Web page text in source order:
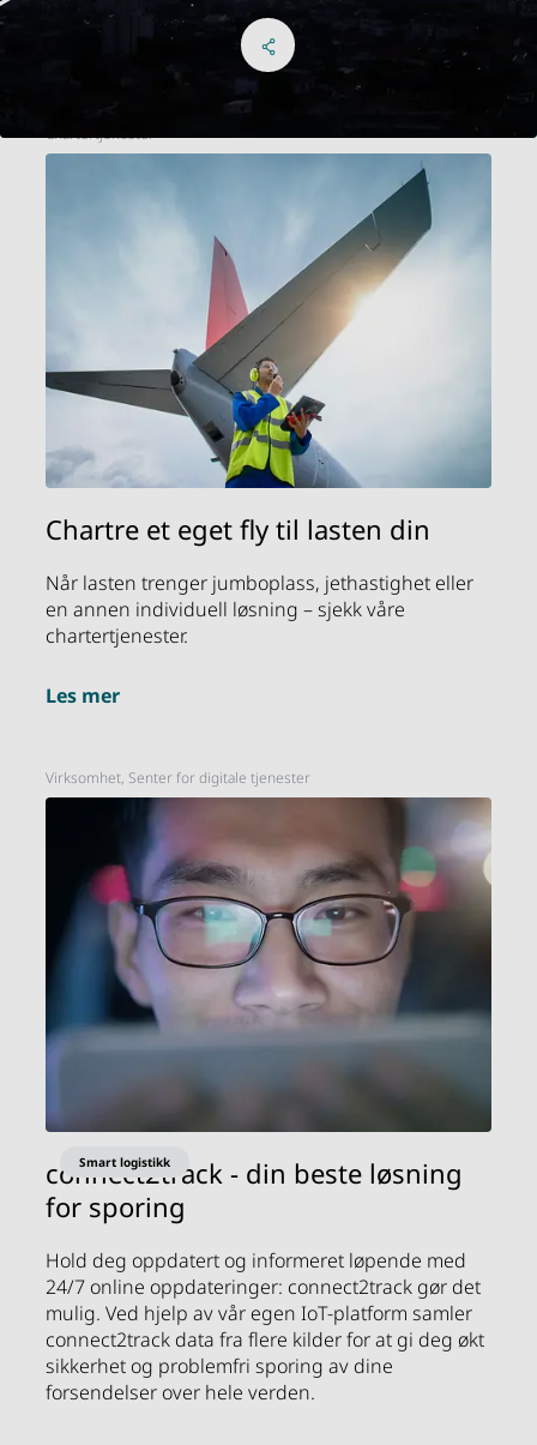
Sosiale medier
Del på Facebook
Chartertjenester
Chartre et eget fly til lasten din
Når lasten trenger jumboplass, jethastighet eller
en annen individuell løsning – sjekk våre
chartertjenester.
Les mer
Virksomhet, Senter for digitale tjenester
connect2track - din beste løsning
for sporing
Hold deg oppdatert og informeret løpende med
24/7 online oppdateringer: connect2track gør det
mulig. Ved hjelp av vår egen IoT-platform samler
connect2track data fra flere kilder for at gi deg økt
sikkerhet og problemfri sporing av dine
forsendelser over hele verden.
Smart logistikk